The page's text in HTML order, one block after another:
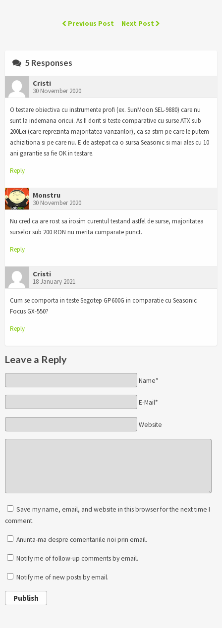
Previous Post Next Post
5 Responses
Cristi
30 November 2020
O testare obiectiva cu instrumente profi (ex. SunMoon SEL-9880) care nu
sunt la indemana oricui. As fi dorit si teste comparative cu surse ATX sub
200Lei (care reprezinta majoritatea vanzarilor), ca sa stim pe care le putem
achizitiona si pe care nu. E de astepat ca o sursa Seasonic si mai ales cu 10
ani garantie sa fie OK in testare.
Reply
Monstru
30 November 2020
Nu cred ca are rost sa irosim curentul testand astfel de surse, majoritatea
surselor sub 200 RON nu merita cumparate punct.
Reply
Cristi
18 January 2021
Cum se comporta in teste Segotep GP600G in comparatie cu Seasonic
Focus GX-550?
Reply
Leave a Reply
Name*
E-Mail*
Website
Save my name, email, and website in this browser for the next time I
comment.
Anunta-ma despre comentariile noi prin email.
Notify me of follow-up comments by email.
Notify me of new posts by email.
Publish